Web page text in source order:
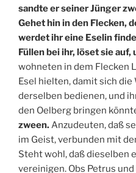
sandte er seiner Jünger
Gehet hin in den Flecken,
werdet ihr eine Eselin
Füllen bei ihr, löset sie auf,
wohneten in dem Flecken
Esel hielten, damit sich
derselben bedienen, und
den Oelberg bringen
zween. Anzudeuten, daß
im Geist, verbunden mit
Steht wohl, daß dieselben
vereinigen. Obs Petrus